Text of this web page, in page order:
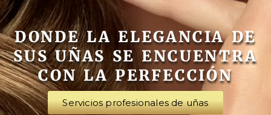
DONDE LA ELEGANCIA DE
SUS UÑAS SE ENCUENTRA
CON LA PERFECCIÓN
Servicios profesionales de uñas